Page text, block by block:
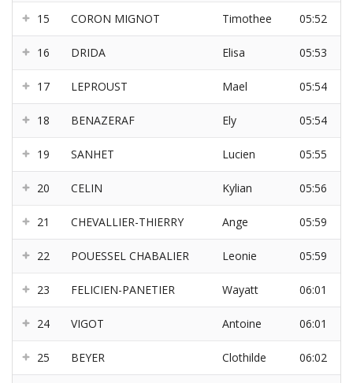
15 CORON MIGNOT Timothee 05:52
16 DRIDA Elisa 05:53
17 LEPROUST Mael 05:54
18 BENAZERAF Ely 05:54
19 SANHET Lucien 05:55
20 CELIN Kylian 05:56
21 CHEVALLIER-THIERRY Ange 05:59
22 POUESSEL CHABALIER Leonie 05:59
23 FELICIEN-PANETIER Wayatt 06:01
24 VIGOT Antoine 06:01
25 BEYER Clothilde 06:02